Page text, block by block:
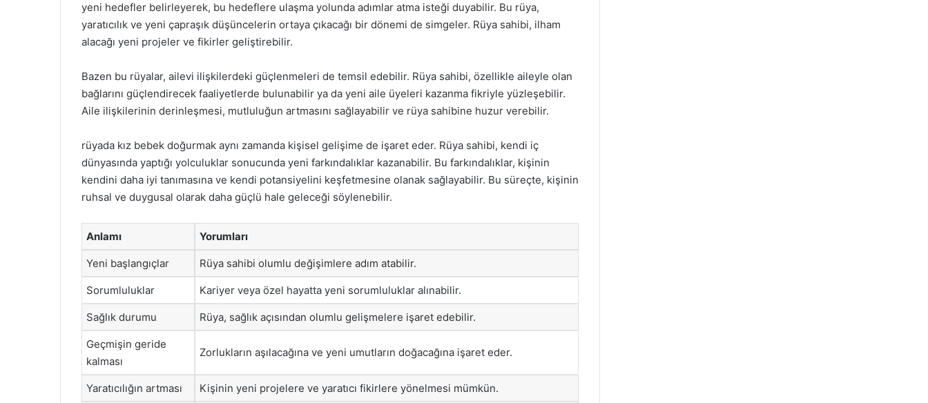
yeni hedefler belirleyerek, bu hedeflere ulaşma yolunda adımlar atma isteği duyabilir. Bu rüya,
yaratıcılık ve yeni çapraşık düşüncelerin ortaya çıkacağı bir dönemi de simgeler. Rüya sahibi, ilham
alacağı yeni projeler ve fikirler geliştirebilir.
Bazen bu rüyalar, ailevi ilişkilerdeki güçlenmeleri de temsil edebilir. Rüya sahibi, özellikle aileyle olan
bağlarını güçlendirecek faaliyetlerde bulunabilir ya da yeni aile üyeleri kazanma fikriyle yüzleşebilir.
Aile ilişkilerinin derinleşmesi, mutluluğun artmasını sağlayabilir ve rüya sahibine huzur verebilir.
rüyada kız bebek doğurmak aynı zamanda kişisel gelişime de işaret eder. Rüya sahibi, kendi iç
dünyasında yaptığı yolculuklar sonucunda yeni farkındalıklar kazanabilir. Bu farkındalıklar, kişinin
kendini daha iyi tanımasına ve kendi potansiyelini keşfetmesine olanak sağlayabilir. Bu süreçte, kişinin
ruhsal ve duygusal olarak daha güçlü hale geleceği söylenebilir.
Anlamı Yorumları
Yeni başlangıçlar Rüya sahibi olumlu değişimlere adım atabilir.
Sorumluluklar Kariyer veya özel hayatta yeni sorumluluklar alınabilir.
Sağlık durumu Rüya, sağlık açısından olumlu gelişmelere işaret edebilir.
Geçmişin geride
kalması
Zorlukların aşılacağına ve yeni umutların doğacağına işaret eder.
Yaratıcılığın artması Kişinin yeni projelere ve yaratıcı fikirlere yönelmesi mümkün.